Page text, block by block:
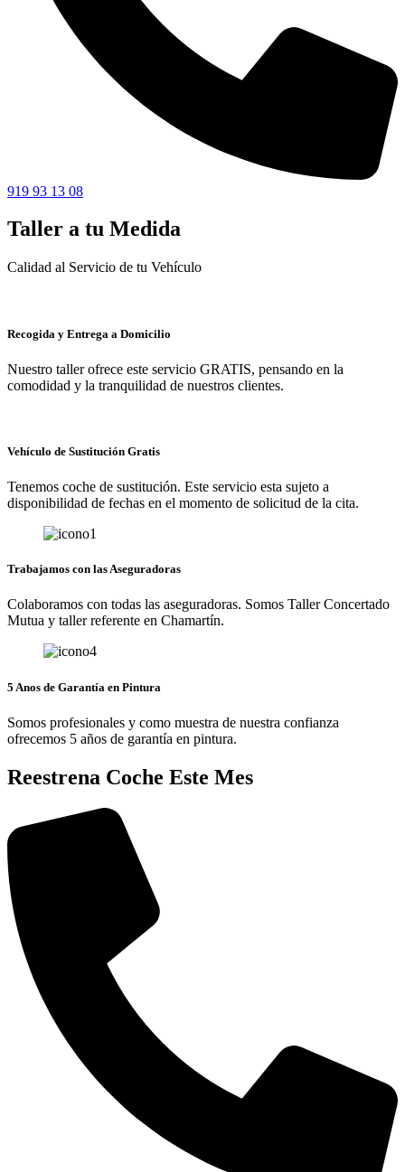
919 93 13 08
Taller a tu Medida
Calidad al Servicio de tu Vehículo
Recogida y Entrega a Domicilio
Nuestro taller ofrece este servicio GRATIS, pensando en la
comodidad y la tranquilidad de nuestros clientes.
Vehículo de Sustitución Gratis
Tenemos coche de sustitución. Este servicio esta sujeto a
disponibilidad de fechas en el momento de solicitud de la cita.
Trabajamos con las Aseguradoras
Colaboramos con todas las aseguradoras. Somos Taller Concertado
Mutua y taller referente en Chamartín.
5 Anos de Garantía en Pintura
Somos profesionales y como muestra de nuestra confianza
ofrecemos 5 años de garantía en pintura.
Reestrena Coche Este Mes